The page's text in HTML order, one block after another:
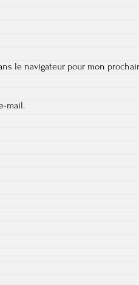
le navigateur pour mon
mail.